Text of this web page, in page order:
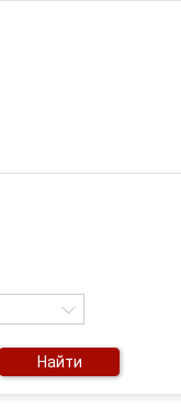
Найти